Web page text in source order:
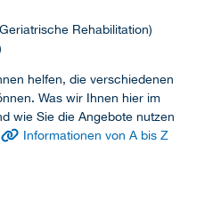
Rehabilitation)
helfen, die verschiedenen
Was wir Ihnen hier im
wie Sie die Angebote nutzen
Informationen von A bis Z